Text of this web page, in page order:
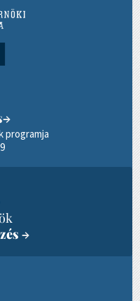
→
programja
→